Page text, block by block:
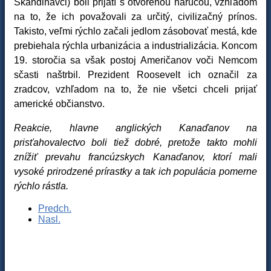
Škandinávci) boli prijatí s otvorenou náručou, vzhľadom
na to, že ich považovali za určitý, civilizačný prínos.
Takisto, veľmi rýchlo začali jedlom zásobovať mestá, kde
prebiehala rýchla urbanizácia a industrializácia. Koncom
19. storočia sa však postoj Američanov voči Nemcom
sčasti naštrbil. Prezident Roosevelt ich označil za
zradcov, vzhľadom na to, že nie všetci chceli prijať
americké občianstvo.
Reakcie, hlavne anglických Kanaďanov na
prisťahovalectvo boli tiež dobré, pretože takto mohli
znížiť prevahu francúzskych Kanaďanov, ktorí mali
vysoké prirodzené prírastky a tak ich populácia pomerne
rýchlo rástla.
Predch.
Nasl.